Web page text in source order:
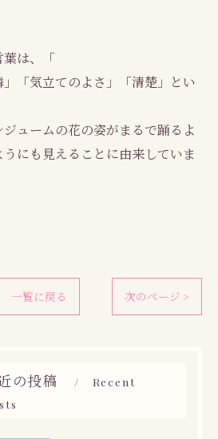
葉は、「
「気立てのよさ」「清楚」とい
ュームの花の姿がまるで踊るよ
にも見えることに由来していま
一覧に戻る 次のページ >
の投稿
Recent